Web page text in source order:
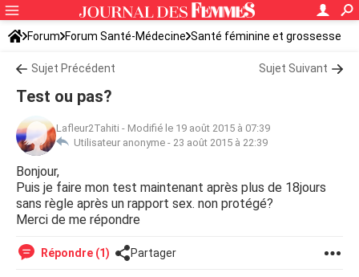
Forum Forum Santé-Médecine Santé féminine et grossesse
Sujet Précédent Sujet Suivant
Test ou pas?
Lafleur2Tahiti - Modifié le 19 août 2015 à 07:39
Utilisateur anonyme - 23 août 2015 à 22:39
Bonjour,
Puis je faire mon test maintenant après plus de 18jours
sans règle après un rapport sex. non protégé?
Merci de me répondre
Répondre (1) Partager